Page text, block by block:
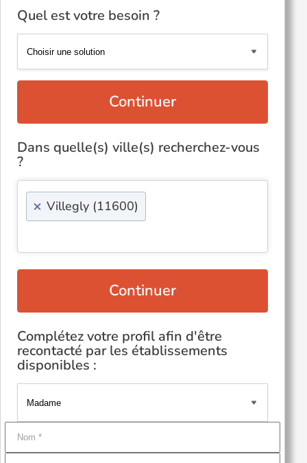
Quel est votre besoin ?
Continuer
Dans quelle(s) ville(s) recherchez-vous
?
× Villegly (11600)
Continuer
Complétez votre profil afin d'être
recontacté par les établissements
disponibles :